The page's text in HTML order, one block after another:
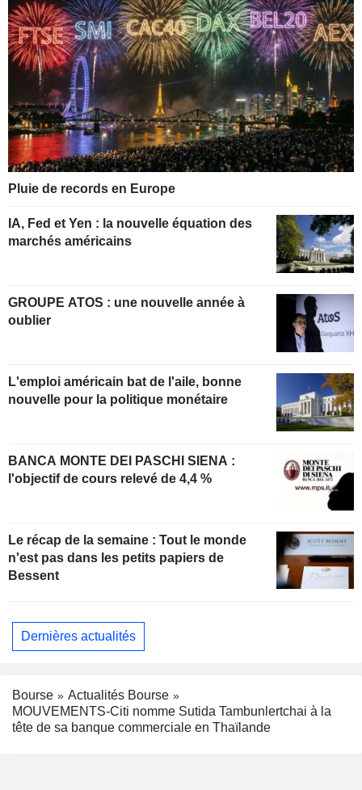
Pluie de records en Europe
IA, Fed et Yen : la nouvelle équation des
marchés américains
GROUPE ATOS : une nouvelle année à
oublier
L'emploi américain bat de l'aile, bonne
nouvelle pour la politique monétaire
BANCA MONTE DEI PASCHI SIENA :
l'objectif de cours relevé de 4,4 %
Le récap de la semaine : Tout le monde
n'est pas dans les petits papiers de
Bessent
Dernières actualités
Bourse
Actualités Bourse
MOUVEMENTS-Citi nomme Sutida Tambunlertchai à la
tête de sa banque commerciale en Thaïlande